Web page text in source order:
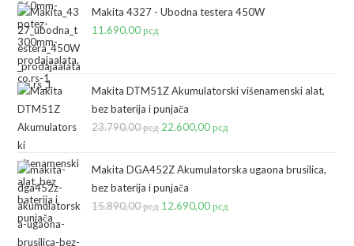
bila:
90.000,00 рсд.
Makita 4327 - Ubodna testera 450W
11.690,00рсд
Makita DTM51Z Akumulatorski višenamenski alat,
bez baterija i punjača
23.790,00рсд Originalna
je
bila:
23.790,00 рсд.
22.600,00рсд
je:
Makita DGA452Z Akumulatorska ugaona brusilica,
bez baterija i punjača
15.890,00рсд Originalna
12.690,00рсд